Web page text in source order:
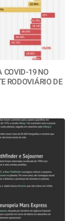
COVID-19 NO
RODOVIÁRIO DE